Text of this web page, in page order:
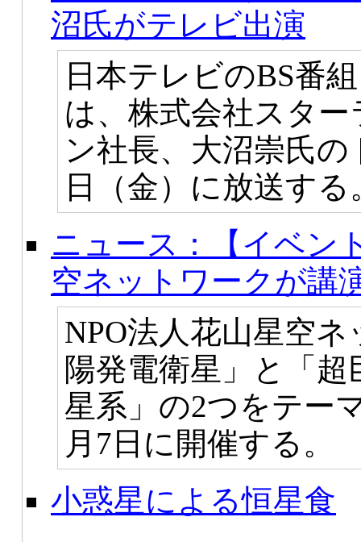
沼氏がテレビ出演
日本テレビのBS番
は、株式会社スタ
ン社長、大沼崇氏
日（金）に放送する
ニュース：【イベン
空ネットワークが講
NPO法人花山星空
陽発電衛星」と「
星系」の2つをテー
月7日に開催する。
小惑星による恒星食